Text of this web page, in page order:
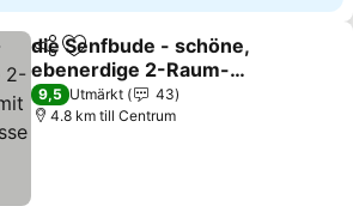
Dela Lägg till i Mina Favoriter
die Senfbude - schöne,
ebenerdige 2-Raum-
Apartments mit Stellplatz
und Terrasse
9,5 Utmärkt
43
4.8 km till Centrum